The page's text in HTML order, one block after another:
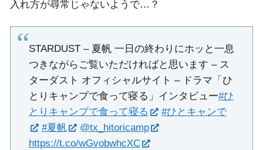
入れ方が尋常じゃないようで…？
STARDUST – 夏帆 一日の終わりにホッと一息
つきながらご覧いただければと思います – ス
ターダスト オフィシャルサイト – ドラマ「ひ
とりキャンプで食って寝る」インタビュー#ひ
とりキャンプで食って寝る
#ひとキャンで
#夏帆
@tx_hitoricamp
https://t.co/wGvobwhcXC